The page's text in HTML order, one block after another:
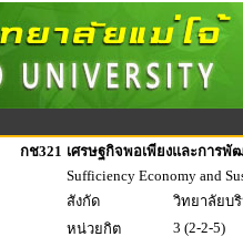
กช321 เศรษฐกิจพอเพียงและการพั
Sufficiency Economy and
สังกัด
วิทยาลัยบ
หน่วยกิต
3 (2-2-5)